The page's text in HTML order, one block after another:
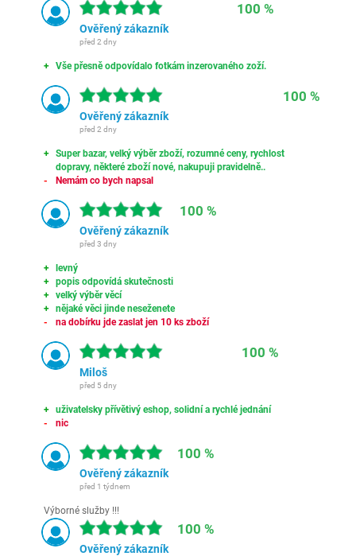
100 %
Ověřený zákazník
před 2 dny
Vše přesně odpovídalo fotkám inzerovaného zoží.
100 %
Ověřený zákazník
před 2 dny
Super bazar, velký výběr zboží, rozumné ceny, rychlost
dopravy, některé zboží nové, nakupuji pravidelně..
Nemám co bych napsal
100 %
Ověřený zákazník
před 3 dny
levný
popis odpovídá skutečnosti
velký výběr věcí
nějaké věci jinde neseženete
na dobírku jde zaslat jen 10 ks zboží
100 %
Miloš
před 5 dny
uživatelsky přívětivý eshop, solidní a rychlé jednání
nic
100 %
Ověřený zákazník
před 1 týdnem
Výborné služby !!!
100 %
Ověřený zákazník